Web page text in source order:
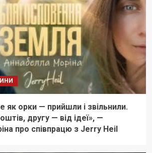
як орки — прийшли і звільнили.
другу — від ідеї», —
про співпрацю з Jerry Heil